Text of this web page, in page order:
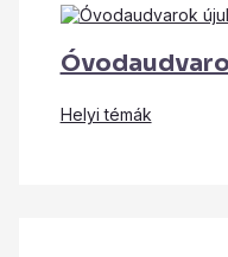
Helyi témák